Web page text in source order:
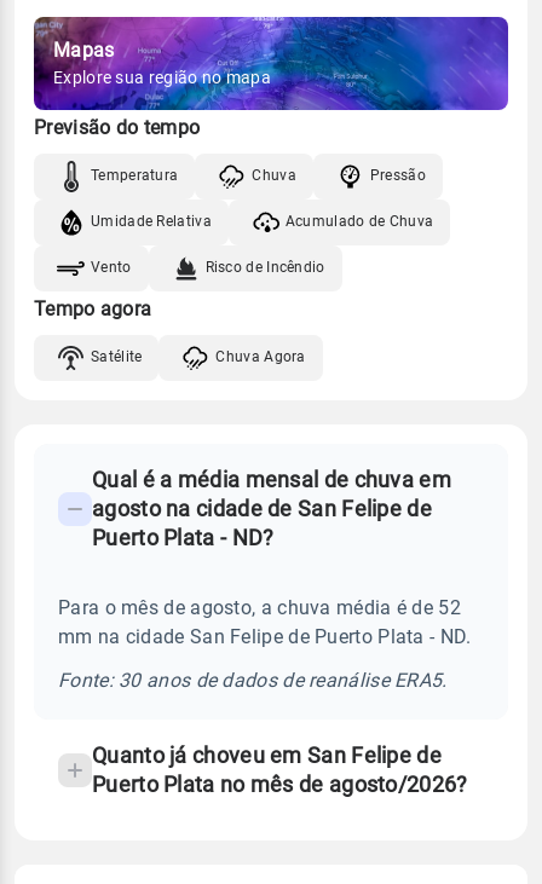
Mapas
Explore sua região no mapa
Previsão do tempo
Temperatura Chuva Pressão
Umidade Relativa Acumulado de Chuva
Vento Risco de Incêndio
Tempo agora
Satélite Chuva Agora
Perguntas
frequentes
chuva
temperatura
Qual é a média mensal de chuva em
agosto na cidade de San Felipe de
Puerto Plata - ND?
Para o mês de agosto, a chuva média é de 52
mm na cidade San Felipe de Puerto Plata - ND.
Fonte: 30 anos de dados de reanálise ERA5.
Quanto já choveu em San Felipe de
Puerto Plata no mês de agosto/2026?